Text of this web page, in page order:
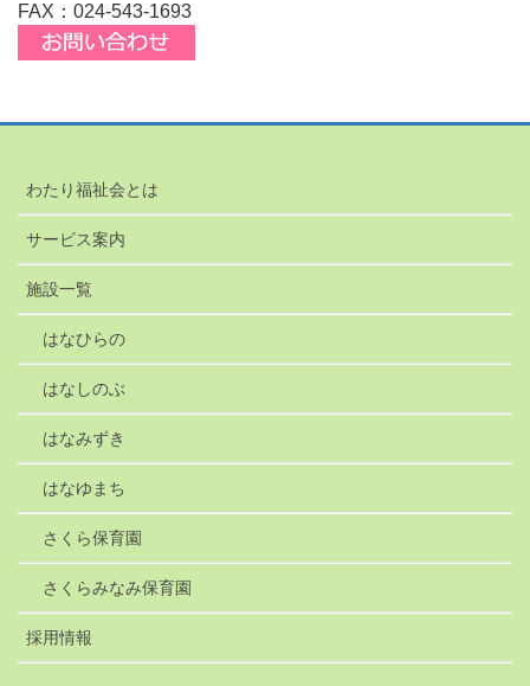
FAX：024-543-1693
わたり福祉会とは
サービス案内
施設一覧
はなひらの
はなしのぶ
はなみずき
はなゆまち
さくら保育園
さくらみなみ保育園
採用情報